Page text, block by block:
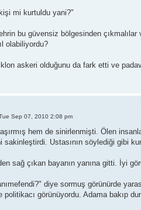
mi kurtuldu yani?"
bu güvensiz bölgesinden
olabiliyordu?
klon askeri olduğunu da fark etti ve
Sep 07, 2010 2:08 pm
hem de sinirlenmişti. Ölen
sakinleştirdi. Ustasının söylediği gibi
sağ çıkan bayanın yanına gitti. İyi
diye sormuş görünürde
politikacı görünüyordu. Adama bakıp